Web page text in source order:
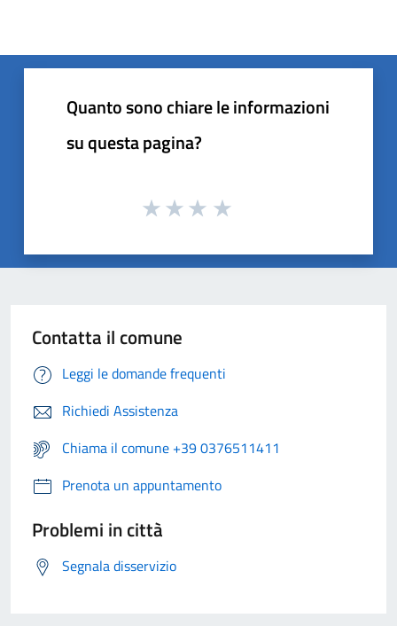
Quanto sono chiare le informazioni
su questa pagina?
Contatta il comune
Leggi le domande frequenti
Richiedi Assistenza
Chiama il comune +39 0376511411
Prenota un appuntamento
Problemi in città
Segnala disservizio